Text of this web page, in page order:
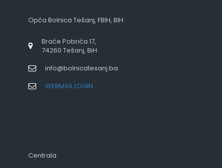
Opća Bolnica Tešanj, FBIH, BIH
Braće Pobrića 17,
74260 Tešanj, BiH
info@bolnicatesanj.ba
WEBMAIL LOGIN
Centrala